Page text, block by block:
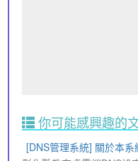
你可能感興趣的
[DNS管理系統] 關於本